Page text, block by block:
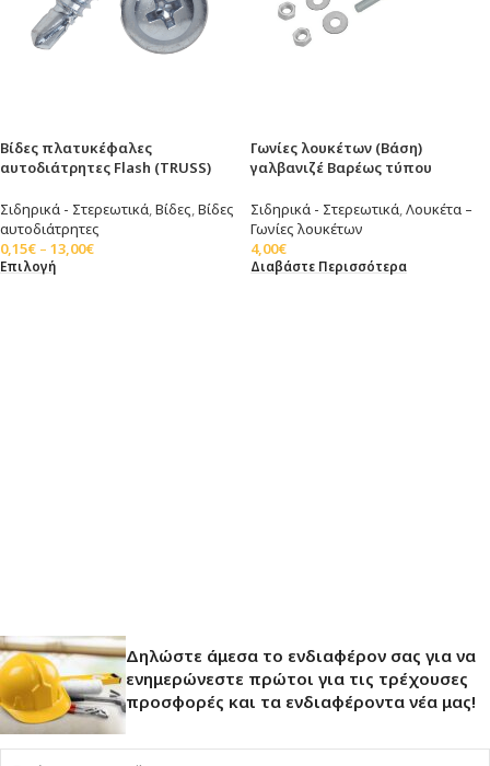
Βίδες πλατυκέφαλες
αυτοδιάτρητες Flash (TRUSS)
Σιδηρικά - Στερεωτικά,Βίδες,Βίδες
αυτοδιάτρητες
0,15€ – 13,00€
Επιλογή
Γωνίες λουκέτων (Βάση)
γαλβανιζέ Βαρέως τύπου
Σιδηρικά - Στερεωτικά,Λουκέτα –
Γωνίες λουκέτων
4,00€
Διαβάστε Περισσότερα
Δηλώστε άμεσα το ενδιαφέρον σας για να
ενημερώνεστε πρώτοι για τις τρέχουσες
προσφορές και τα ενδιαφέροντα νέα μας!